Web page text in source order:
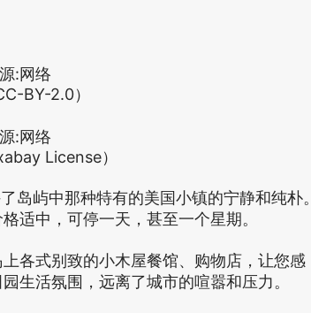
BY-2.0）
License）
岛屿中那种特有的美国小镇的宁静和纯朴。
适中，可停一天，甚至一个星期。
各式别致的小木屋餐馆、购物店，让您感
生活氛围，远离了城市的喧嚣和压力。